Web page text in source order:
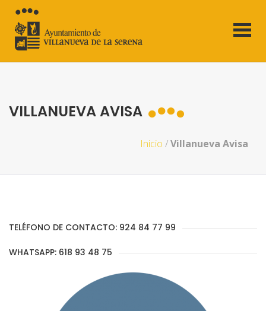
VILLANUEVA AVISA
Inicio /Villanueva Avisa
TELÉFONO DE CONTACTO: 924 84 77 99
WHATSAPP: 618 93 48 75